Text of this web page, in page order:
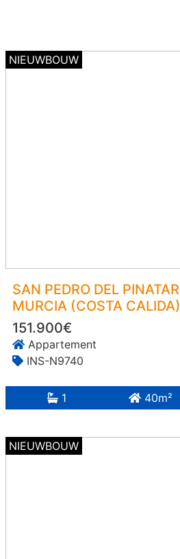
NIEUWBOUW
SAN PEDRO DEL PINATAR
MURCIA (COSTA CALIDA)
151.900€
Appartement
INS-N9740
1 40m²
NIEUWBOUW